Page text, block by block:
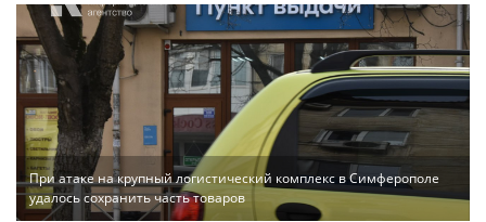
При атаке на крупный логистический комплекс в Симферополе
удалось сохранить часть товаров